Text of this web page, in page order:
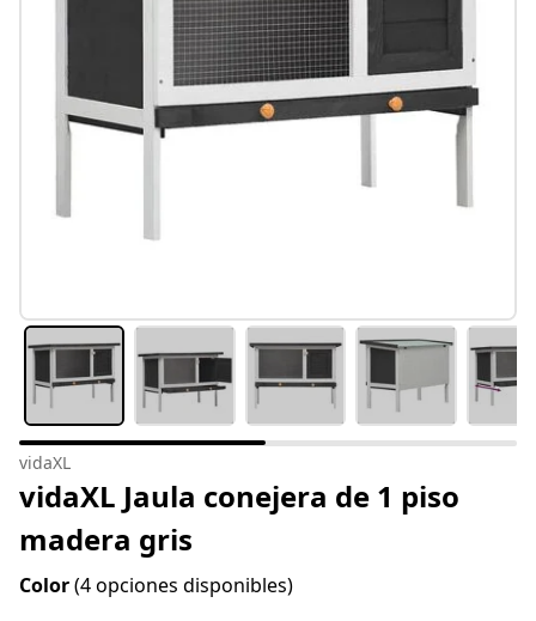
vidaXL
vidaXL Jaula conejera de 1 piso
madera gris
Color(4 opciones disponibles)